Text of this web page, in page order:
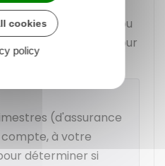
handicapé est
maternité ou
ou la majoration pour
(d'assurance
à votre
déterminer si
cookies
policy